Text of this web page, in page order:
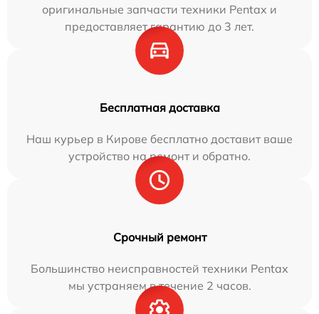
оригинальные запчасти техники Pentax и
предоставляет гарантию до 3 лет.
Бесплатная доставка
Наш курьер в Кирове бесплатно доставит ваше
устройство на ремонт и обратно.
Срочный ремонт
Большинство неисправностей техники Pentax
мы устраняем в течение 2 часов.